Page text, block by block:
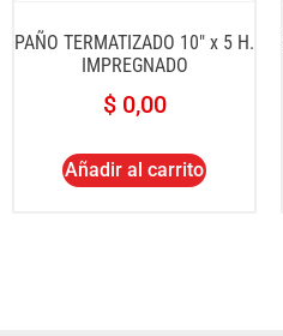
PAÑO TERMATIZADO 10″ x 5 H.
IMPREGNADO
$0,00
Añadir al carrito